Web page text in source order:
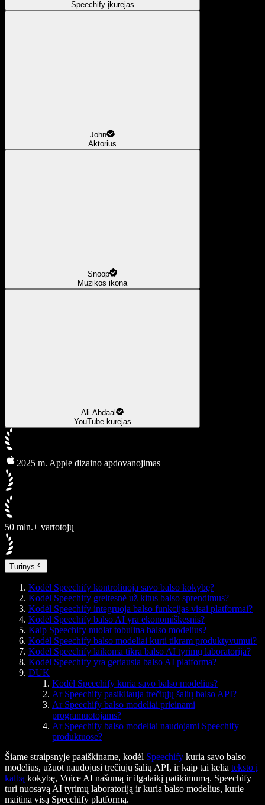
Speechify įkūrėjas
John
Aktorius
Snoop
Muzikos ikona
Ali Abdaal
YouTube kūrėjas
2025 m. Apple dizaino apdovanojimas
50 mln.+ vartotojų
Turinys
Kodėl Speechify kontroliuoja savo balso kokybę?
Kodėl Speechify greitesnė už kitus balso sprendimus?
Kodėl Speechify integruoja balso funkcijas visai platformai?
Kodėl Speechify balso AI yra ekonomiškesnis?
Kaip Speechify nuolat tobulina balso modelius?
Kodėl Speechify balso modeliai kurti tikram produktyvumui?
Kodėl Speechify laikoma tikra balso AI tyrimų laboratorija?
Kodėl Speechify yra geriausia balso AI platforma?
DUK
Kodėl Speechify kuria savo balso modelius?
Ar Speechify pasikliauja trečiųjų šalių balso API?
Ar Speechify balso modeliai prieinami
programuotojams?
Ar Speechify balso modeliai naudojami Speechify
produktuose?
Šiame straipsnyje paaiškiname, kodėl Speechify kuria savo balso
modelius, užuot naudojusi trečiųjų šalių API, ir kaip tai kelia teksto į
kalbą kokybę, Voice AI našumą ir ilgalaikį patikimumą. Speechify
turi nuosavą AI tyrimų laboratoriją ir kuria balso modelius, kurie
maitina visą Speechify platformą.